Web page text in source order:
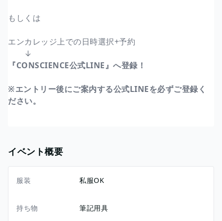
もしくは
エンカレッジ上での日時選択+予約
↓
『CONSCIENCE公式LINE』へ登録！
※エントリー後にご案内する公式LINEを必ずご登録く
ださい。
イベント概要
服装 私服OK
持ち物 筆記用具